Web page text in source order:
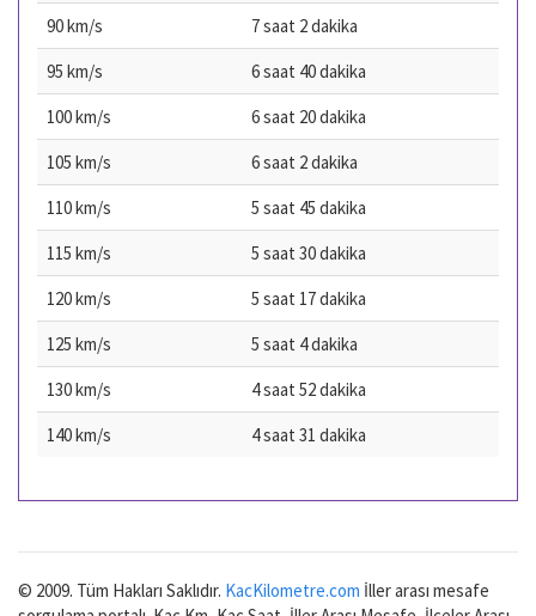
90 km/s
7 saat 2 dakika
95 km/s
6 saat 40 dakika
100 km/s
6 saat 20 dakika
105 km/s
6 saat 2 dakika
110 km/s
5 saat 45 dakika
115 km/s
5 saat 30 dakika
120 km/s
5 saat 17 dakika
125 km/s
5 saat 4 dakika
130 km/s
4 saat 52 dakika
140 km/s
4 saat 31 dakika
© 2009. Tüm Hakları Saklıdır. KacKilometre.com İller arası mesafe